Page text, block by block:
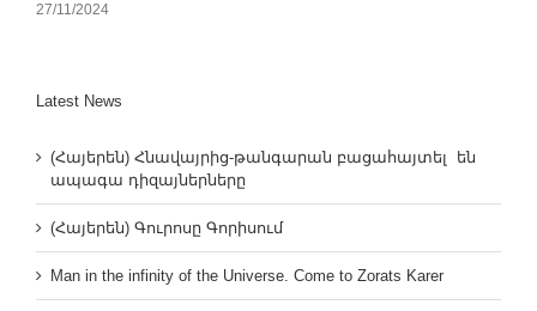
27/11/2024
Latest News
(Հայերեն) Հնավայրից-թանգարան բացահայտել են
ապագա դիզայներները
(Հայերեն) Գուրոսը Գորիսում
Man in the infinity of the Universe. Come to Zorats Karer